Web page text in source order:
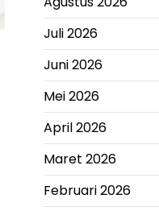
Juli 2026
Juni 2026
Mei 2026
April 2026
Maret 2026
Februari 2026